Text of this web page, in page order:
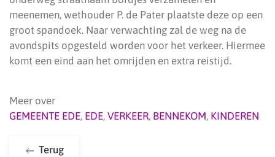
meenemen, wethouder P. de Pater plaatste deze op een
groot spandoek. Naar verwachting zal de weg na de
avondspits opgesteld worden voor het verkeer. Hiermee
komt een eind aan het omrijden en extra reistijd.
Meer over
GEMEENTE EDE, EDE, VERKEER, BENNEKOM, KINDEREN
Terug